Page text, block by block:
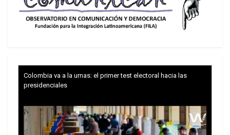
Colombia va a la urnas: el primer test electoral hacia las
presidenciales